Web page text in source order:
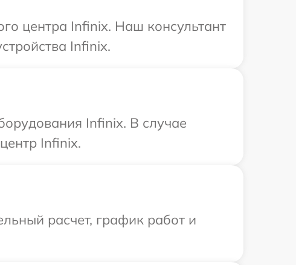
центра Infinix. Наш консультант
Infinix.
Infinix. В случае
Infinix.
расчет, график работ и